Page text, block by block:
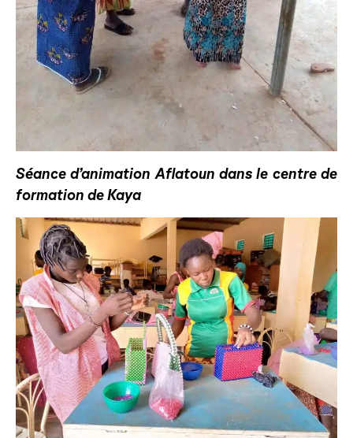
Séance d’animation Aflatoun dans le centre de
formation de Kaya